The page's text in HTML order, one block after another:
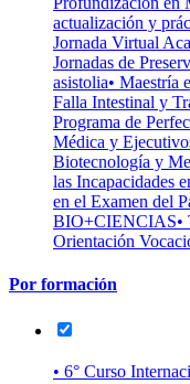
actualización y
Jornada Virtual
Jornadas de
asistolia• Maestría
Falla Intestinal y
Programa de
Médica y
Biotecnología y
las Incapacidades
en el Examen del
BIO+CIENCIAS•
Orientación
Por formación
• 6° Curso